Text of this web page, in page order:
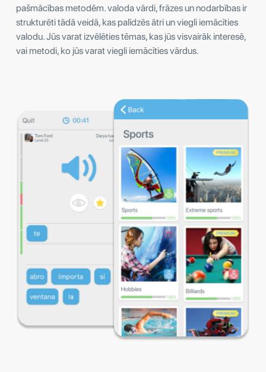
pašmācības metodēm. valoda vārdi, frāzes un nodarbības ir
strukturēti tādā veidā, kas palīdzēs ātri un viegli iemācīties
valodu. Jūs varat izvēlēties tēmas, kas jūs visvairāk interesē,
vai metodi, ko jūs varat viegli iemācīties vārdus.